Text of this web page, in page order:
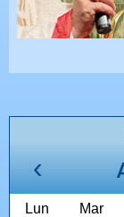
‹
Lun Mar